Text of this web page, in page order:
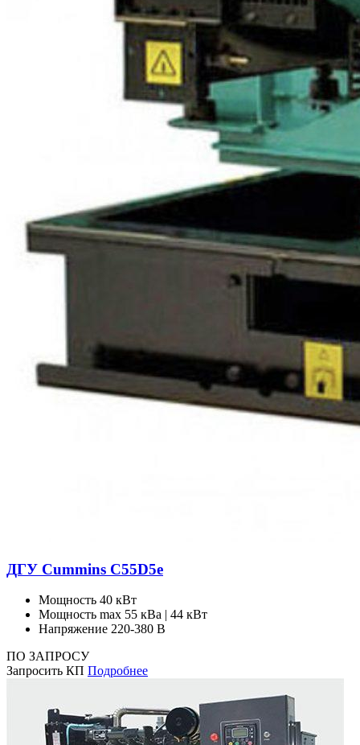
ДГУ Cummins C55D5e
Мощность 40 кВт
Мощность max 55 кВа | 44 кВт
Напряжение 220-380 В
ПО ЗАПРОСУ
Запросить КП Подробнее